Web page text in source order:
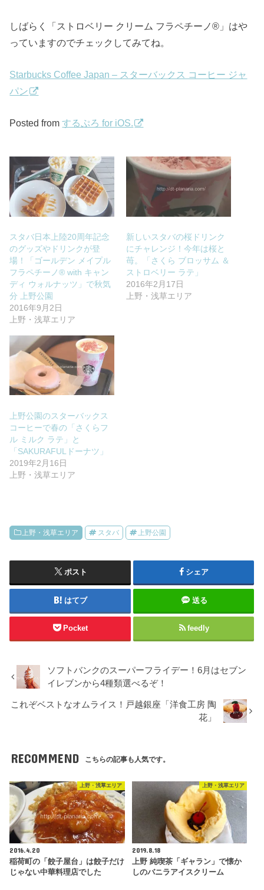
しばらく「ストロベリー クリーム フラペチーノ®」はや
っていますのでチェックしてみてね。
Starbucks Coffee Japan – スターバックス コーヒー ジャ
パン
Posted fromするぷろ for iOS.
スタバ日本上陸20周年記念
のグッズやドリンクが登
場！「ゴールデン メイプル
フラペチーノ® with キャン
ディ ウォルナッツ」で秋気
分 上野公園
2016年9月2日
上野・浅草エリア
新しいスタバの桜ドリンク
にチャレンジ！今年は桜と
苺。「さくら ブロッサム ＆
ストロベリー ラテ」
2016年2月17日
上野・浅草エリア
上野公園のスターバックス
コーヒーで春の「さくらフ
ル ミルク ラテ」と
「SAKURAFULドーナツ」
2019年2月16日
上野・浅草エリア
上野・浅草エリア スタバ 上野公園
ポスト シェア
はてブ 送る
Pocket feedly
ソフトバンクのスーパーフライデー！6月はセブン
イレブンから4種類選べるぞ！
これぞベストなオムライス！戸越銀座「洋食工房 陶
花」
RECOMMEND こちらの記事も人気です。
上野・浅草エリア
2016.4.20
稲荷町の「餃子屋台」は餃子だけ
じゃない中華料理店でした
上野・浅草エリア
2019.8.18
上野 純喫茶「ギャラン」で懐か
しのバニラアイスクリーム